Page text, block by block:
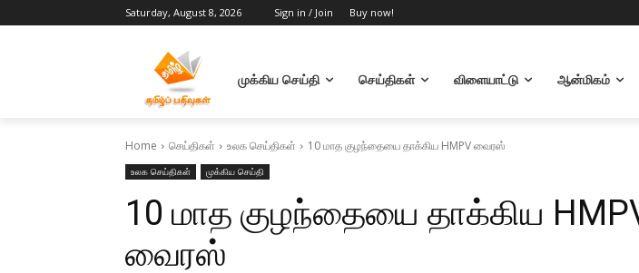
Saturday, August 8, 2026 Sign in / Join Buy now!
முக்கிய செய்தி செய்திகள் விளையாட்டு ஆன்மிகம்
Home செய்திகள் உலக செய்திகள் 10 மாத குழந்தையை தாக்கிய HMPV வைரஸ்
உலக செய்திகள் முக்கிய செய்தி
10 மாத குழந்தையை தாக்கிய
வைரஸ்